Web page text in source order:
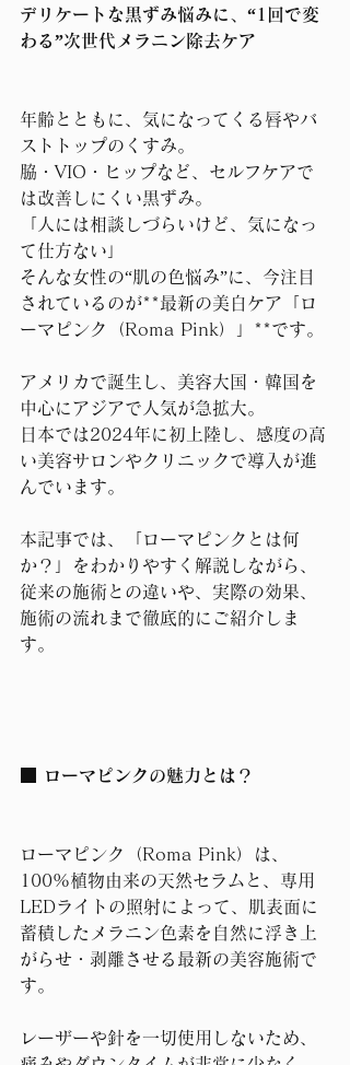
デリケートな黒ずみ悩みに、“1回で変
わる”次世代メラニン除去ケア
年齢とともに、気になってくる唇やバ
ストトップのくすみ。
脇・VIO・ヒップなど、セルフケアで
は改善しにくい黒ずみ。
「人には相談しづらいけど、気になっ
て仕方ない」
そんな女性の“肌の色悩み”に、今注目
されているのが**最新の美白ケア「ロ
ーマピンク（Roma Pink）」**です。
アメリカで誕生し、美容大国・韓国を
中心にアジアで人気が急拡大。
日本では2024年に初上陸し、感度の高
い美容サロンやクリニックで導入が進
んでいます。
本記事では、「ローマピンクとは何
か？」をわかりやすく解説しながら、
従来の施術との違いや、実際の効果、
施術の流れまで徹底的にご紹介しま
す。
■ ローマピンクの魅力とは？
ローマピンク（Roma Pink）は、
100%植物由来の天然セラムと、専用
LEDライトの照射によって、肌表面に
蓄積したメラニン色素を自然に浮き上
がらせ・剥離させる最新の美容施術で
す。
レーザーや針を一切使用しないため、